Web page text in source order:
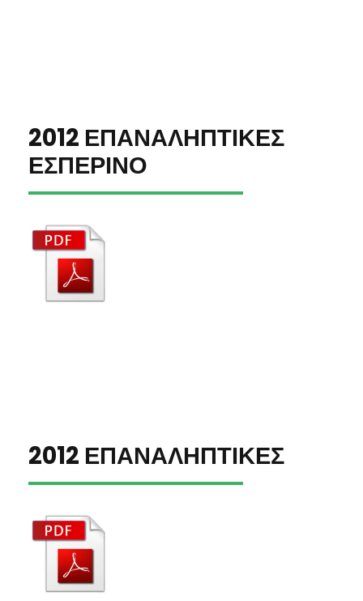
2012 ΕΠΑΝΑΛΗΠΤΙΚΕΣ
ΕΣΠΕΡΙΝΟ
2012 ΕΠΑΝΑΛΗΠΤΙΚΕΣ